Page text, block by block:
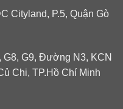
Cityland, P.5, Quận Gò
G8, G9, Đường N3, KCN
Chi, TP.Hồ Chí Minh